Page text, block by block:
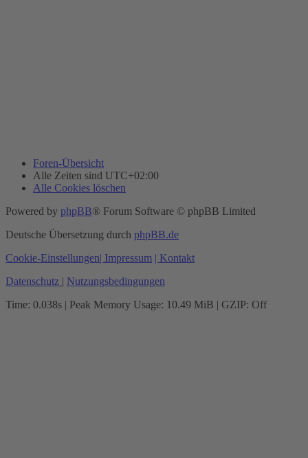
Foren-Übersicht
Alle Zeiten sind UTC+02:00
Alle Cookies löschen
Powered by phpBB® Forum Software © phpBB Limited
Deutsche Übersetzung durch phpBB.de
Cookie-Einstellungen| Impressum | Kontakt
Datenschutz | Nutzungsbedingungen
Time: 0.038s | Peak Memory Usage: 10.49 MiB | GZIP: Off